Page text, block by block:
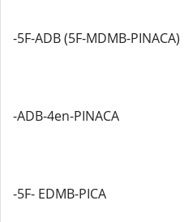
-5F-ADB (5F-MDMB-PINACA)
-ADB-4en-PINACA
-5F- EDMB-PICA